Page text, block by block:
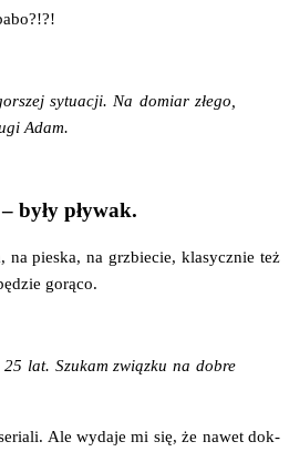
sytu­acji. Na domiar złe­go,
Adam.
były pływak.
pie­ska, na grzbie­cie, kla­sycz­nie też
gorąco.
25 lat. Szu­kam związ­ku na dobre
Ale wyda­je mi się, że nawet dok­